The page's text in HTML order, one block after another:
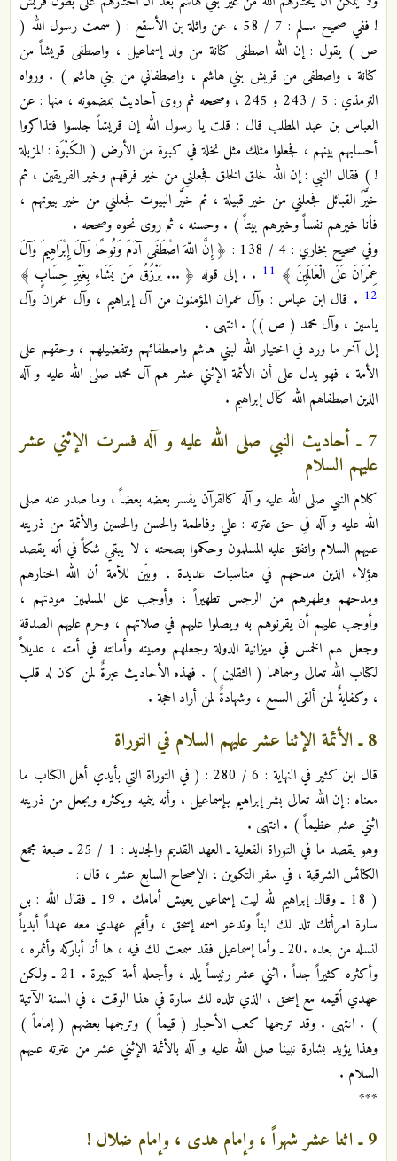
! ففي صحيح مسلم : 7 / 58 ، عن واثلة بن الأسقع : ( سمعت رسول الله (
ص ) يقول : إن الله اصطفى كنانة من ولد إسماعيل ، واصطفى قريشاً من
كنانة ، واصطفى من قريش بني هاشم ، واصطفاني من بني هاشم ) . ورواه
الترمذي : 5 / 243 و 245 ، وصححه ثم روى أحاديث بمضمونه ، منها : عن
العباس بن عبد المطلب قال : قلت يا رسول الله إن قريشاً جلسوا فتذاكروا
أحسابهم بينهم ، فجعلوا مثلك مثل نخلة في كبوة من الأرض ( الكَبْوَة : المزبلة
! ) فقال النبي : إن الله خلق الخلق فجعلني من خير فرقهم وخير الفريقين ، ثم
خيَّرَ القبائل فجعلني من خير قبيلة ، ثم خيَّر البيوت فجعلني من خير بيوتهم ،
فأنا خيرهم نفساً وخيرهم بيتاً ) . وحسنه ، ثم روى نحوه وصححه .
وفي صحيح بخاري : 4 / 138 : ﴿ إِنَّ اللّهَ اصْطَفَى آدَمَ وَنُوحًا وَآلَ إِبْرَاهِيمَ وَآلَ
عِمْرَانَ عَلَى الْعَالَمِينَ ﴾ 11 . . إلى قوله ﴿ ... يَرْزُقُ مَن يَشَاء بِغَيْرِ حِسَابٍ ﴾
12 . قال ابن عباس : وآل عمران المؤمنون من آل إبراهيم ، وآل عمران وآل
ياسين ، وآل محمد ( ص )) . انتهى .
إلى آخر ما ورد في اختيار الله لبني هاشم واصطفائهم وتفضيلهم ، وحقهم على
الأمة ، فهو يدل على أن الأئمة الإثني عشر هم آل محمد صلى الله عليه و آله
الذين اصطفاهم الله كآل إبراهيم .
7 ـ أحاديث النبي صلى الله عليه و آله فسرت الإثني عشر
عليهم السلام
كلام النبي صلى الله عليه و آله كالقرآن يفسر بعضه بعضاً ، وما صدر عنه صلى
الله عليه و آله في حق عترته : علي وفاطمة والحسن والحسين والأئمة من ذريته
عليهم السلام واتفق عليه المسلمون وحكموا بصحته ، لا يبقي شكاً في أنه يقصد
هؤلاء الذين مدحهم في مناسبات عديدة ، وبيّن للأمة أن الله اختارهم
ومدحهم وطهرهم من الرجس تطهيراً ، وأوجب على المسلمين مودتهم ،
وأوجب عليهم أن يقرنوهم به ويصلوا عليهم في صلاتهم ، وحرم عليهم الصدقة
وجعل لهم الخمس في ميزانية الدولة وجعلهم وصيته وأمانته في أمته ، عديلاً
لكتاب الله تعالى وسماهما ( الثقلين ) . فهذه الأحاديث عبرةٌ لمن كان له قلب
، وكفايةٌ لمن ألقى السمع ، وشهادةٌ لمن أراد الحجة .
8 ـ الأئمة الإثنا عشر عليهم السلام في التوراة
قال ابن كثير في النهاية : 6 / 280 : ( في التوراة التي بأيدي أهل الكتاب ما
معناه : إن الله تعالى بشر إبراهيم بإسماعيل ، وأنه ينميه ويكثره ويجعل من ذريته
اثني عشر عظيماً ) . انتهى .
وهو يقصد ما في التوراة الفعلية ـ العهد القديم والجديد : 1 / 25 ـ طبعة مجمع
الكنائس الشرقية ، في سفر التكوين ، الإصحاح السابع عشر ، قال :
( 18 ـ وقال إبراهيم لله ليت إسماعيل يعيش أمامك . 19 ـ فقال الله : بل
سارة امرأتك تلد لك ابناً وتدعو اسمه إسحق ، وأقيم عهدي معه عهداً أبدياً
لنسله من بعده .20 ـ وأما إسماعيل فقد سمعت لك فيه ، ها أنا أباركه وأثمره ،
وأكثره كثيراً جداً . اثني عشر رئيساً يلد ، وأجعله أمة كبيرة . 21 ـ ولكن
عهدي أقيمه مع إسحق ، الذي تلده لك سارة في هذا الوقت ، في السنة الآتية
) . انتهى . وقد ترجمها كعب الأحبار ( قيماً ) وترجمها بعضهم ( إماماً )
وهذا يؤيد بشارة نبينا صلى الله عليه و آله بالأئمة الإثني عشر من عترته عليهم
السلام .
***
9 ـ اثنا عشر شهراً ، وإمام هدى ، وإمام ضلال !